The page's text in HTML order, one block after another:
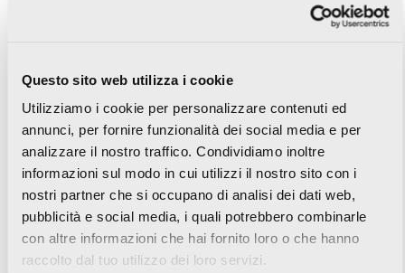
Questo sito web utilizza i cookie
Utilizziamo i cookie per personalizzare contenuti ed
annunci, per fornire funzionalità dei social media e per
analizzare il nostro traffico. Condividiamo inoltre
informazioni sul modo in cui utilizzi il nostro sito con i
nostri partner che si occupano di analisi dei dati web,
pubblicità e social media, i quali potrebbero combinarle
con altre informazioni che hai fornito loro o che hanno
raccolto dal tuo utilizzo dei loro servizi.
distintivo perambienti modernie sofisticati.
BRECCIA CAPRAIA:
delicate venature per un tocco di eleganza
Breccia Capraia – da poco presentata al Cersaie – è una serie
in gres effetto marmo caratterizzata da delicate venature
viola e verdi che si intrecciano su uno sfondo etereo. Il design
esclusivo aggiunge infatti profondità e raffinatezza a ogni superficie,